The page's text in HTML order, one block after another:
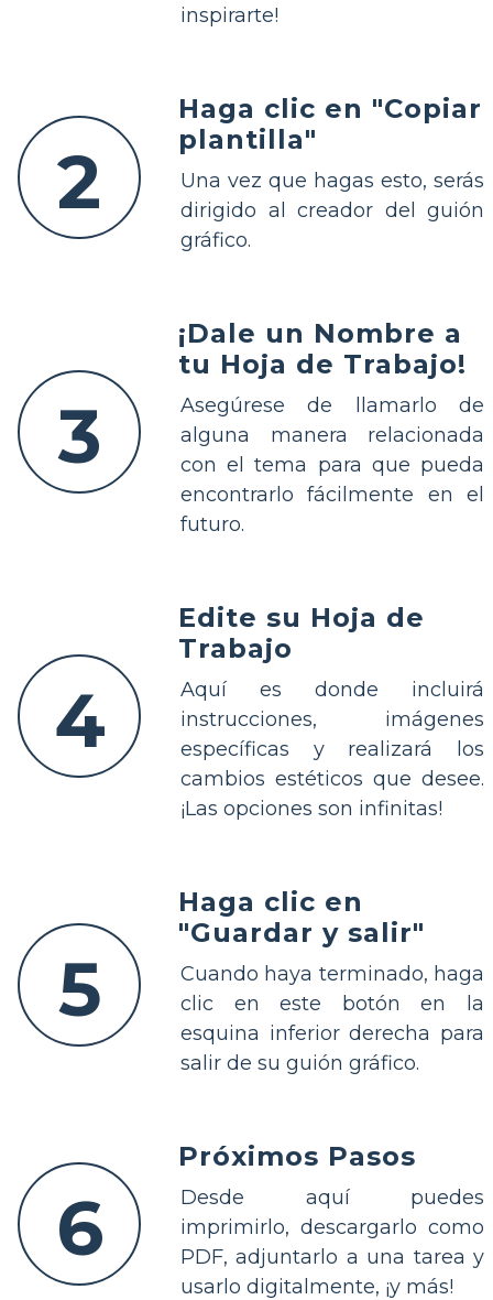
inspirarte!
2
Haga clic en "Copiar
plantilla"
Una vez que hagas esto, serás
dirigido al creador del guión
gráfico.
3
¡Dale un Nombre a
tu Hoja de Trabajo!
Asegúrese de llamarlo de
alguna manera relacionada
con el tema para que pueda
encontrarlo fácilmente en el
futuro.
4
Edite su Hoja de
Trabajo
Aquí es donde incluirá
instrucciones, imágenes
específicas y realizará los
cambios estéticos que desee.
¡Las opciones son infinitas!
5
Haga clic en
"Guardar y salir"
Cuando haya terminado, haga
clic en este botón en la
esquina inferior derecha para
salir de su guión gráfico.
6
Próximos Pasos
Desde aquí puedes
imprimirlo, descargarlo como
PDF, adjuntarlo a una tarea y
usarlo digitalmente, ¡y más!